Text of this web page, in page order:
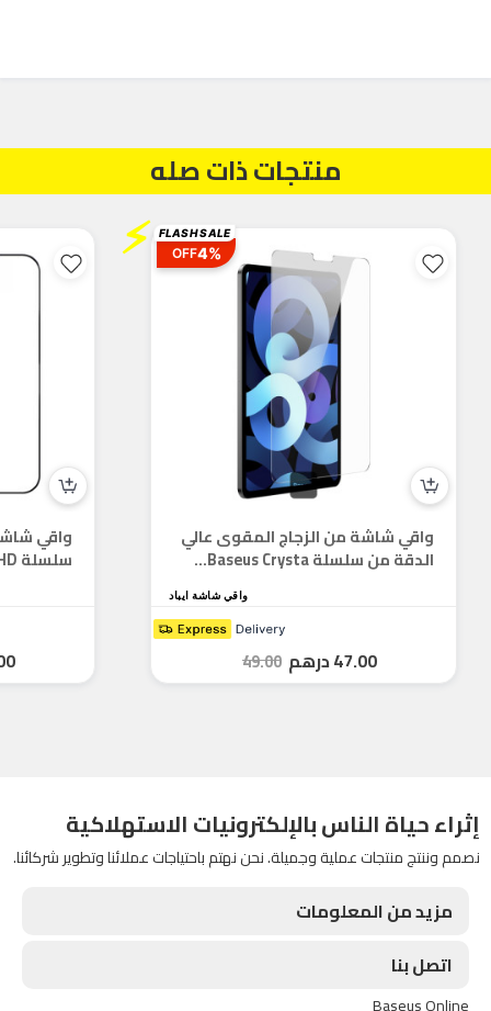
منتجات ذات صله
⚡ FLASH SALE
4%
OFF
واقي شاشة من الزجاج المقوى عالي
الدقة من سلسلة Baseus Crysta...
واقي شاشة ايباد
47.00درهم 49.00
واقي
سلسلة Baseus Sapphire 9H HD له...
إثراء حياة الناس بالإلكترونيات الاستهلاكية
نصمم وننتج منتجات عملية وجميلة. نحن نهتم باحتياجات عملائنا وتطوير شركائنا.
مزيد من المعلومات
اتصل بنا